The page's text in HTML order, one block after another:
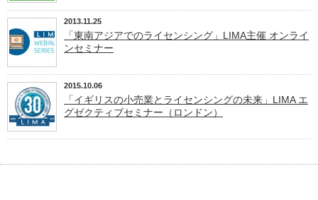
2013.11.25
「東南アジアでのライセンシング」LIMA主催 オンライ
ンセミナー
2015.10.06
「イギリスの小売業とライセンシングの未来」LIMA エ
グゼクティブセミナー（ロンドン）